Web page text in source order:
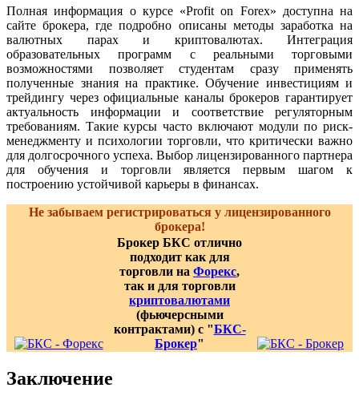
Полная информация о курсе «Profit on Forex» доступна на
сайте брокера, где подробно описаны методы заработка на
валютных парах и криптовалютах. Интеграция
образовательных программ с реальными торговыми
возможностями позволяет студентам сразу применять
полученные знания на практике. Обучение инвестициям и
трейдингу через официальные каналы брокеров гарантирует
актуальность информации и соответствие регуляторным
требованиям. Такие курсы часто включают модули по риск-
менеджменту и психологии торговли, что критически важно
для долгосрочного успеха. Выбор лицензированного партнера
для обучения и торговли является первым шагом к
построению устойчивой карьеры в финансах.
Не забываем регистрироваться у лицензированного
брокера!
Брокер БКС отлично
подходит как для
торговли на Форекс,
так и для торговли
криптовалютами
(фьючерсными
контрактами) с "БКС-
Брокер"
Заключение